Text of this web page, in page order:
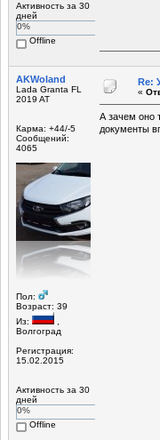
Активность за 30
дней
0%
Offline
AKWoland
Lada Granta FL
2019 AT
Карма: +44/-5
Сообщений:
4065
Пол:
Возраст: 39
Из:
Волгоград
Регистрация:
15.02.2015
Активность за 30
дней
0%
Offline
Re:
«
А зачем оно
документы